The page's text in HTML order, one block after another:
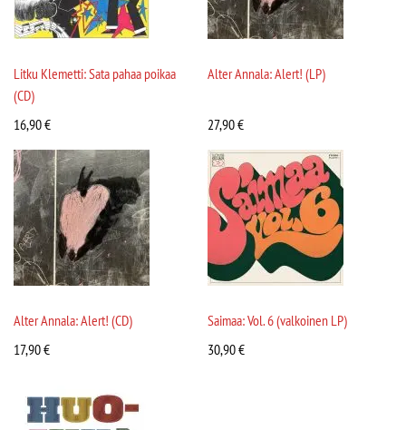
Litku Klemetti: Sata pahaa poikaa
(CD)
16,90€
Alter Annala: Alert! (LP)
27,90€
Alter Annala: Alert! (CD)
17,90€
Saimaa: Vol. 6 (valkoinen LP)
30,90€